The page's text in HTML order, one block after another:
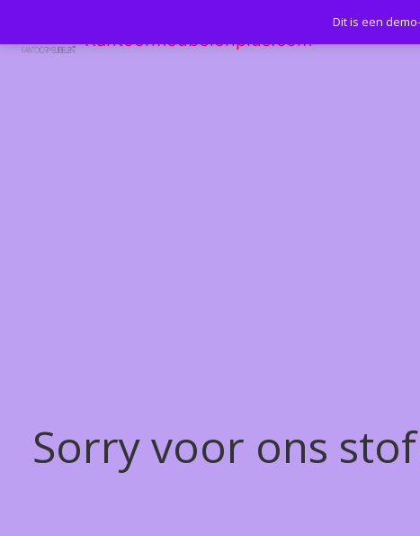
Kantoormeubelenplus.com
Sorry voor ons
Dit is een